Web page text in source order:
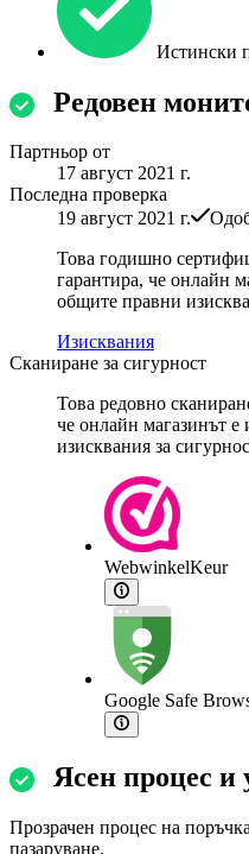
Истински
Редовен
Партньор от
17 август 2021 г.
Последна проверка
19 август 2021 г.
Това годишно
гарантира, че онлайн
общите правни
Изисквания
Сканиране за сигурност
Това редовно
че онлайн магазинът е
изисквания за
WebwinkelKeur
Google Safe
Ясен процес и
Прозрачен процес на
пазаруване.